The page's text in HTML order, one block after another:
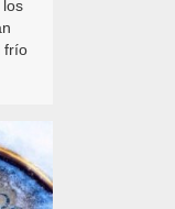
los
frío